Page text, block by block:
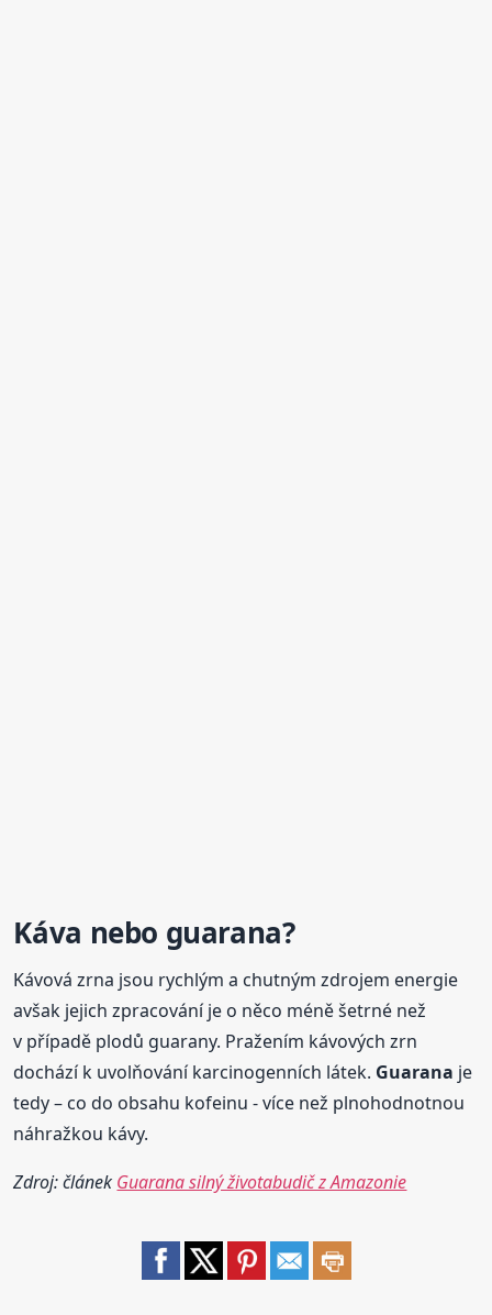
Káva nebo guarana?
Kávová zrna jsou rychlým a chutným zdrojem energie
avšak jejich zpracování je o něco méně šetrné než
v případě plodů guarany. Pražením kávových zrn
dochází k uvolňování karcinogenních látek. Guarana je
tedy – co do obsahu kofeinu - více než plnohodnotnou
náhražkou kávy.
Zdroj: článek Guarana silný životabudič z Amazonie